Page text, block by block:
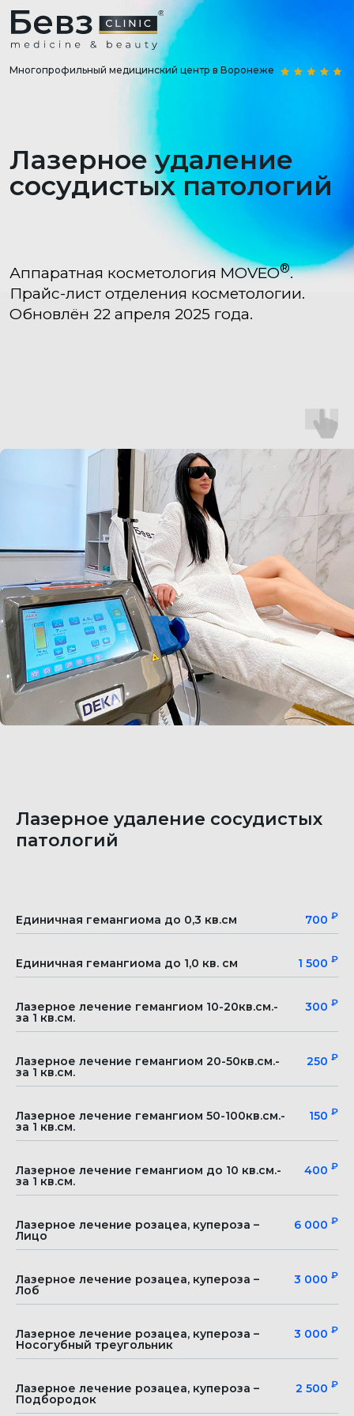
Многопрофильный медицинский центр в Воронеже
Лазерное удаление
сосудистых патологий
Аппаратная косметология MOVEO
Прайс-лист отделения косметологии.
Лазерное удаление сосудистых
патологий
Единичная гемангиома до 0,3 кв.см 700 ₽
Единичная гемангиома до 1,0 кв. см 1 500 ₽
Лазерное лечение гемангиом 10-20кв.см.-
за 1 кв.см.
300 ₽
Лазерное лечение гемангиом 20-50кв.см.-
за 1 кв.см.
250 ₽
Лазерное лечение гемангиом 50-100кв.см.-
за 1 кв.см.
150 ₽
Лазерное лечение гемангиом до 10 кв.см.-
за 1 кв.см.
400 ₽
Лазерное лечение розацеа, купероза –
Лицо
6 000 ₽
Лазерное лечение розацеа, купероза –
Лоб
3 000 ₽
Лазерное лечение розацеа, купероза –
Носогубный треугольник
3 000 ₽
Лазерное лечение розацеа, купероза –
Подбородок
2 500 ₽